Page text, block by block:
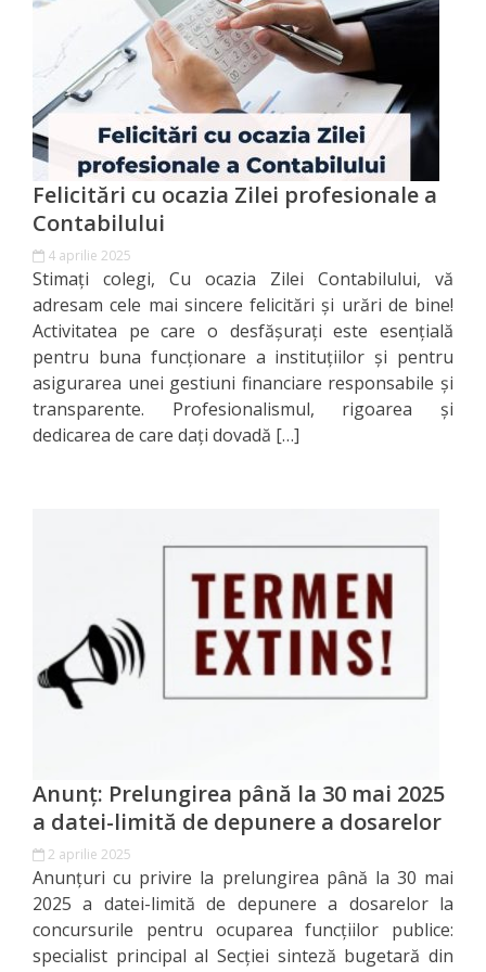
Direcția
finanțe
de
ordin
social
Direcția
datorii
şi
angajamente
financiare
Direcţia
Direcţia
financiare
Serviciul
resurse
Serviciul
juridic
Secția
managementul
Felicitări cu ocazia Zilei profesionale a
Contabilului
4 aprilie 2025
Stimați colegi, Cu ocazia Zilei Contabilului, vă
adresam cele mai sincere felicitări și urări de bine!
Activitatea pe care o desfășurați este esențială
pentru buna funcționare a instituțiilor și pentru
asigurarea unei gestiuni financiare responsabile și
transparente. Profesionalismul, rigoarea și
dedicarea de care dați dovadă […]
Anunț: Prelungirea până la 30 mai 2025
a datei-limită de depunere a dosarelor
2 aprilie 2025
Anunțuri cu privire la prelungirea până la 30 mai
2025 a datei-limită de depunere a dosarelor la
concursurile pentru ocuparea funcțiilor publice:
specialist principal al Secției sinteză bugetară din